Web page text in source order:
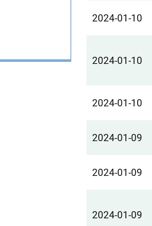
2024-01-10
2024-01-10
2024-01-10
2024-01-09
2024-01-09
2024-01-09